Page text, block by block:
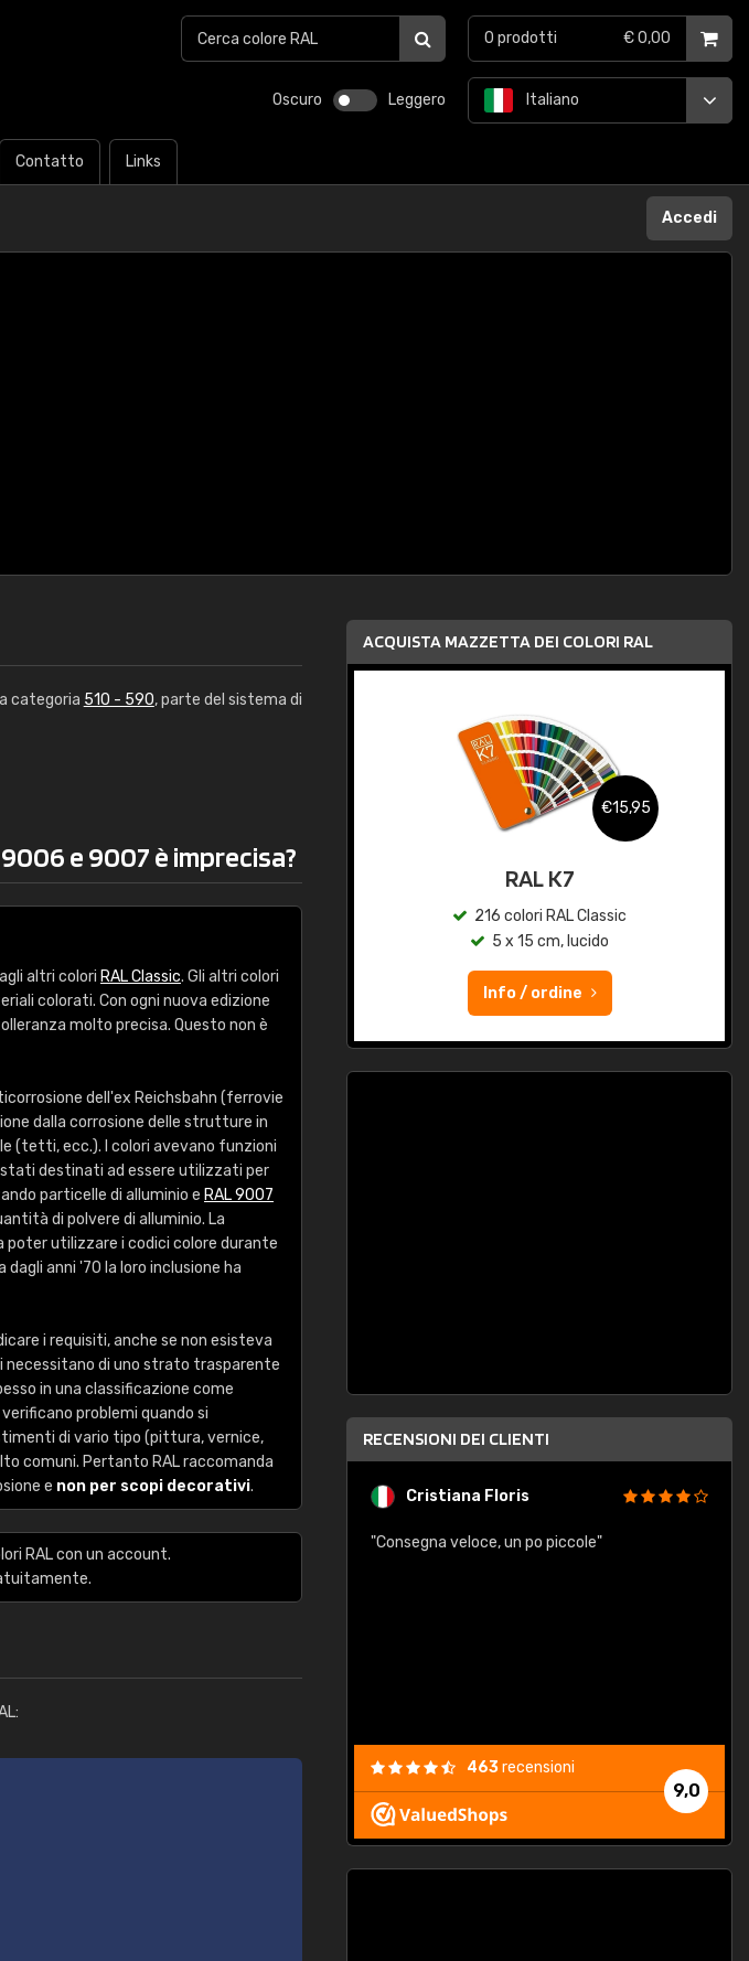
Oscuro Leggero
Contatto Links
Italiano
0 prodotti € 0,00
Accedi
categoria 510 - 590, parte del sistema di
e 9007 è imprecisa?
altri colori RAL Classic. Gli altri colori
colorati. Con ogni nuova edizione
molto precisa. Questo non è
dell'ex Reichsbahn (ferrovie
dalla corrosione delle strutture in
(tetti, ecc.). I colori avevano funzioni
stati destinati ad essere utilizzati per
particelle di alluminio e RAL 9007
di polvere di alluminio. La
poter utilizzare i codici colore durante
anni '70 la loro inclusione ha
i requisiti, anche se non esisteva
necessitano di uno strato trasparente
in una classificazione come
problemi quando si
di vario tipo (pittura, vernice,
comuni. Pertanto RAL raccomanda
e non per scopi decorativi.
RAL con un account.
ACQUISTA MAZZETTA DEI COLORI RAL
RAL K7 a base d'acqua
Info / ordine
€15,95
RAL K7
216 colori RAL Classic
5 x 15 cm, lucido
Info / ordine
RECENSIONI DEI CLIENTI
Caterina Maifredi Cristiana Floris
"Consegna veloce, un po piccole"
9,0
463recensioni